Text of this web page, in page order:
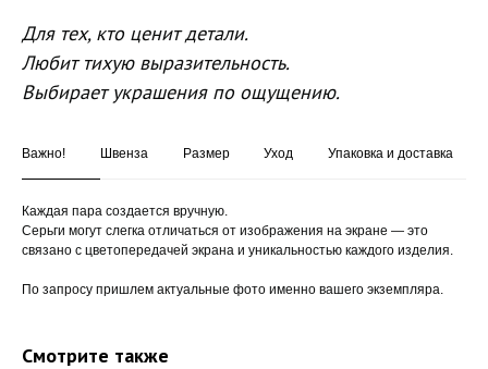
Для тех, кто ценит детали.
Любит тихую выразительность.
Выбирает украшения по ощущению.
Важно! Швенза Размер Уход Упаковка и доставка
Каждая пара создается вручную.
Серьги могут слегка отличаться от изображения на экране — это
связано с цветопередачей экрана и уникальностью каждого изделия.
По запросу пришлем актуальные фото именно вашего экземпляра.
Смотрите также